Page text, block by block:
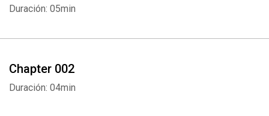
Duración: 05min
Chapter 002
Duración: 04min